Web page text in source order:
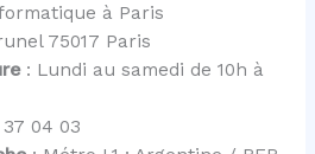
à Paris
75017 Paris
: Lundi au samedi de 10h à
04 03